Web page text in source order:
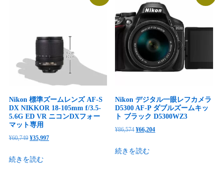
で
し
た。
¥19,250
で
す。
Nikon 標準ズームレンズ AF-S
DX NIKKOR 18-105mm f/3.5-
5.6G ED VR ニコンDXフォー
マット専用
¥60,749 元
価
¥35,997現
続きを読む
Nikon デジタル一眼レフカメラ
D5300 AF-P ダブルズームキッ
ト ブラック D5300WZ3
¥86,574 元
価
¥66,204現
続きを読む